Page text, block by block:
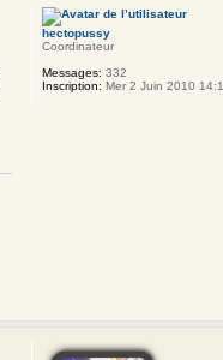
hectopussy
Coordinateur
Messages: 332
Inscription: Mer 2 Juin 2010